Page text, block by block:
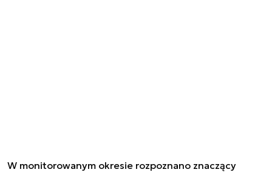
W monitorowanym okresie rozpoznano znaczący